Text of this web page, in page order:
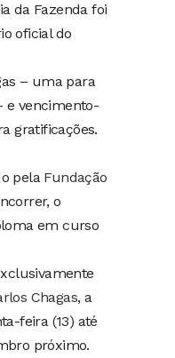
da Fazenda foi
oficial do
– uma para
e vencimento-
gratificações.
pela Fundação
o
em curso
Chagas, a
feira (13) até
próximo.